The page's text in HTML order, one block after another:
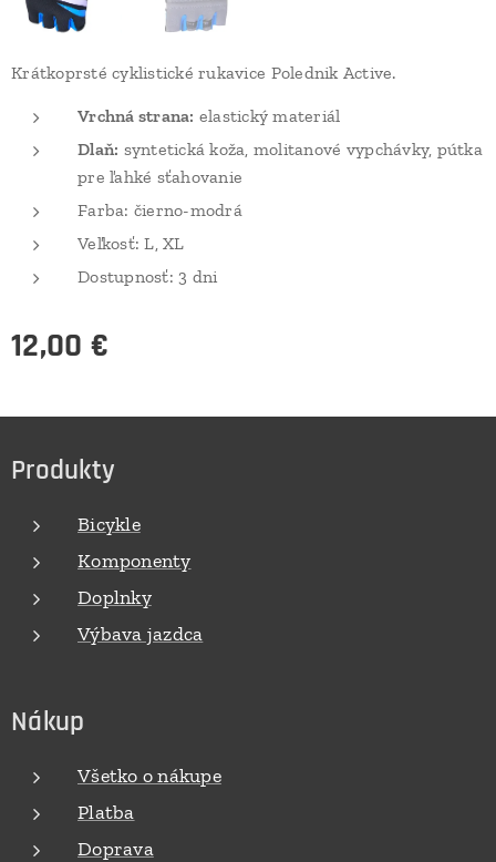
Krátkoprsté cyklistické rukavice Polednik Active.
Vrchná strana: elastický materiál
Dlaň: syntetická koža, molitanové vypchávky, pútka
pre ľahké sťahovanie
Farba: čierno-modrá
Veľkosť: L, XL
Dostupnosť: 3 dni
12,00 €
Produkty
Bicykle
Komponenty
Doplnky
Výbava jazdca
Nákup
Všetko o nákupe
Platba
Doprava